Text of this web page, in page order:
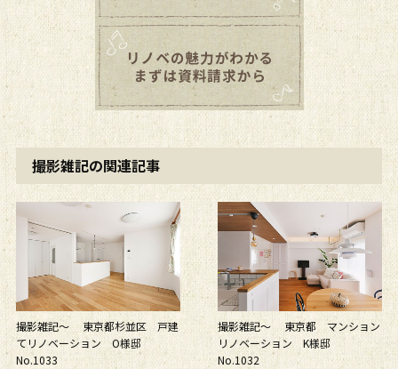
撮影雑記の関連記事
撮影雑記～ 東京都杉並区 戸建
てリノベーション O様邸
No.1033
撮影雑記～ 東京都 マンション
リノベーション K様邸
No.1032